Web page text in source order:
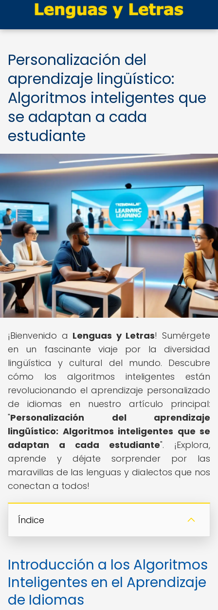
Personalización del
aprendizaje lingüístico:
Algoritmos inteligentes que
se adaptan a cada
estudiante
¡Bienvenido a Lenguas y Letras! Sumérgete
en un fascinante viaje por la diversidad
lingüística y cultural del mundo. Descubre
cómo los algoritmos inteligentes están
revolucionando el aprendizaje personalizado
de idiomas en nuestro artículo principal:
"Personalización del aprendizaje
lingüístico: Algoritmos inteligentes que se
adaptan a cada estudiante". ¡Explora,
aprende y déjate sorprender por las
maravillas de las lenguas y dialectos que nos
conectan a todos!
Índice
Introducción a los Algoritmos
Inteligentes en el Aprendizaje
de Idiomas